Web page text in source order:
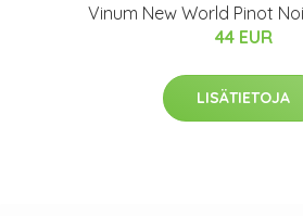
Vinum New World Pinot
44 EUR
LISÄTIETOJA